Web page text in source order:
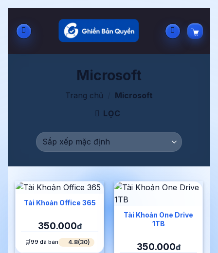
qua
nội
Microsoft
Trang chủ
Microsoft
LỌC
Tài Khoản Office 365
350.000đ
99 đã bán 4.8(30)
Tài Khoản One Drive
1TB
350.000đ